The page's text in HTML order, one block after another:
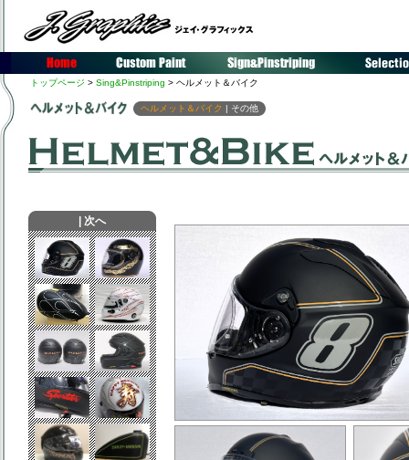
トップページ > Sing&Pinstriping > ヘルメット＆バイク
ヘルメット＆バイク | その他
次へ